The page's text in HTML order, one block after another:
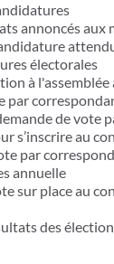
annoncés aux
électorales
à
par
de vote
s’inscrire au
par
annuelle
sur place au
des